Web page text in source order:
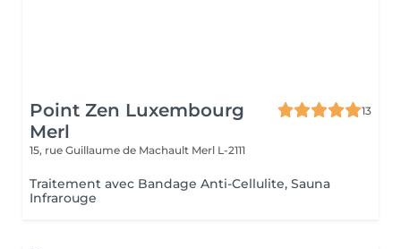
Point Zen Luxembourg
Merl
13
15, rue Guillaume de Machault Merl L-2111
Traitement avec Bandage Anti-Cellulite, Sauna
Infrarouge